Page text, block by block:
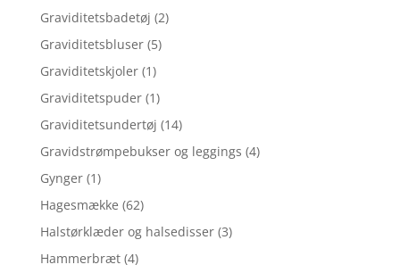
Graviditetsbadetøj (2)
Graviditetsbluser (5)
Graviditetskjoler (1)
Graviditetspuder (1)
Graviditetsundertøj (14)
Gravidstrømpebukser og leggings (4)
Gynger (1)
Hagesmække (62)
Halstørklæder og halsedisser (3)
Hammerbræt (4)